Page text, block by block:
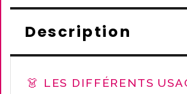
Description
👗 LES DIFFÉRENTS